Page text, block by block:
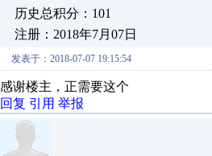
历史总积分：101
注册：2018年7月07日
发表于：2018-07-07 19:15:54
感谢楼主，正需要这个
回复 引用 举报